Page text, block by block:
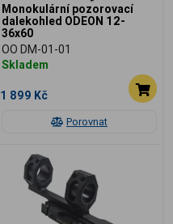
Porovnat
Monokulární pozorovací
dalekohled ODEON 12-
36x60
OO DM-01-01
Skladem
1 899 Kč